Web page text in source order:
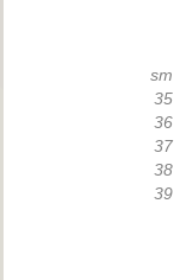
sm
35
36
37
38
39